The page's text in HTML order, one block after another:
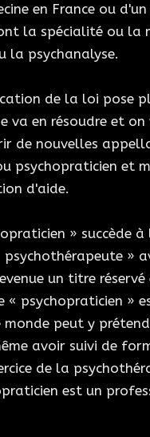
en France ou
la spécialité ou la
la psychanalyse.
de la loi pose
va en résoudre et
de nouvelles
psychopraticien et
d'aide.
» succède à
»
un titre réservé
« psychopraticien »
peut y
avoir suivi de
de la
est un